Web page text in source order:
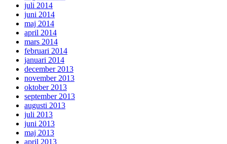
juli 2014
juni 2014
maj 2014
april 2014
mars 2014
februari 2014
januari 2014
december 2013
november 2013
oktober 2013
september 2013
augusti 2013
juli 2013
juni 2013
maj 2013
april 2013